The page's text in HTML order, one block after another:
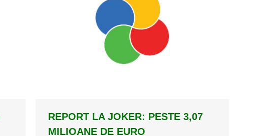
REPORT LA JOKER: PESTE 3,07
MILIOANE DE EURO